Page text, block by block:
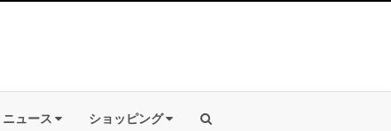
ニュース ショッピング